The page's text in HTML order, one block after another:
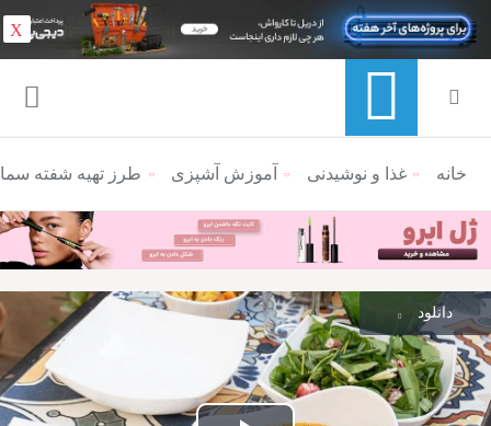
منوی ناوبری خرده نان
خانه غذا و نوشیدنی آموزش آشپزی طرز تهیه شفته
دانلود
X